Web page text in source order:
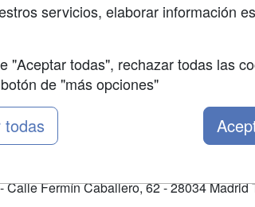
Fermín Caballero, 62 - 28034 Madrid
servicios, elaborar información
todas", rechazar todas las
de "más opciones"
todas